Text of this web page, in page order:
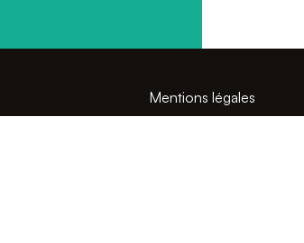
Mentions légales